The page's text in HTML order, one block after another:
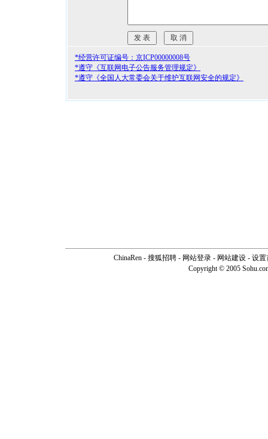
*经营许可证编号：京ICP00000008号
*遵守《互联网电子公告服务管理规定》
*遵守《全国人大常委会关于维护互联网安全的规定》
ChinaRen - 搜狐招聘 - 网站登录 - 网站建设 - 设置
Copyright © 2005